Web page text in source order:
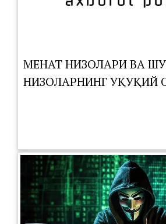
МЕҲНАТ НИЗОЛАРИ ВА
НИЗОЛАРНИНГ ҲУҚУҚИЙ